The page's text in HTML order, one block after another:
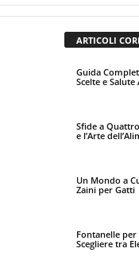
ARTICOLI
Guida
Scelte e
Sfide a
e l’Arte
Un Mondo a
Zaini per Gatti
Fontanelle
Scegliere tra